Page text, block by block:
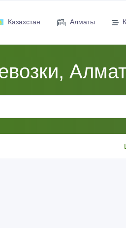
Казахстан Алматы